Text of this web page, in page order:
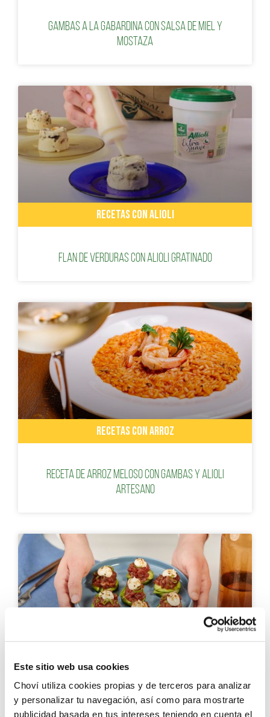
Este sitio web usa cookies
Choví utiliza cookies propias y de terceros para analizar
y personalizar tu navegación, así como para mostrarte
publicidad basada en tus intereses teniendo en cuenta el
Gambas a la gabardina con salsa de miel y
mostaza
RECETAS CON ALIOLI
Flan de verduras con alioli gratinado
RECETAS CON ARROZ
Receta de arroz meloso con gambas y alioli
artesano
ENTRANTES PARA NAVIDAD
BITES DE PEPINO CON SPICY TUNA Y AJONESA TOSTADA